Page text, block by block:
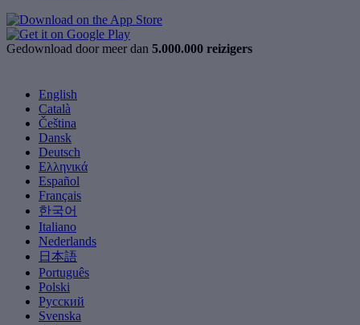
Gedownload door meer dan 5.000.000 reizigers
English
Català
Čeština
Dansk
Deutsch
Ελληνικά
Español
Français
한국어
Italiano
Nederlands
日本語
Português
Polski
Русский
Svenska